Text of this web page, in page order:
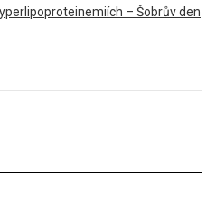
– Šobrův den